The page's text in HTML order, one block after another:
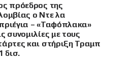
πρόεδρος της
ο Ντε λα
– «Ταφόπλακα»
συνομιλίες με τους
και στήριξη Τραμπ
δισ.